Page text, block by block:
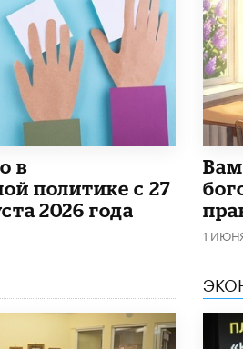
в
политике с 27
2026 года
​Вам
1